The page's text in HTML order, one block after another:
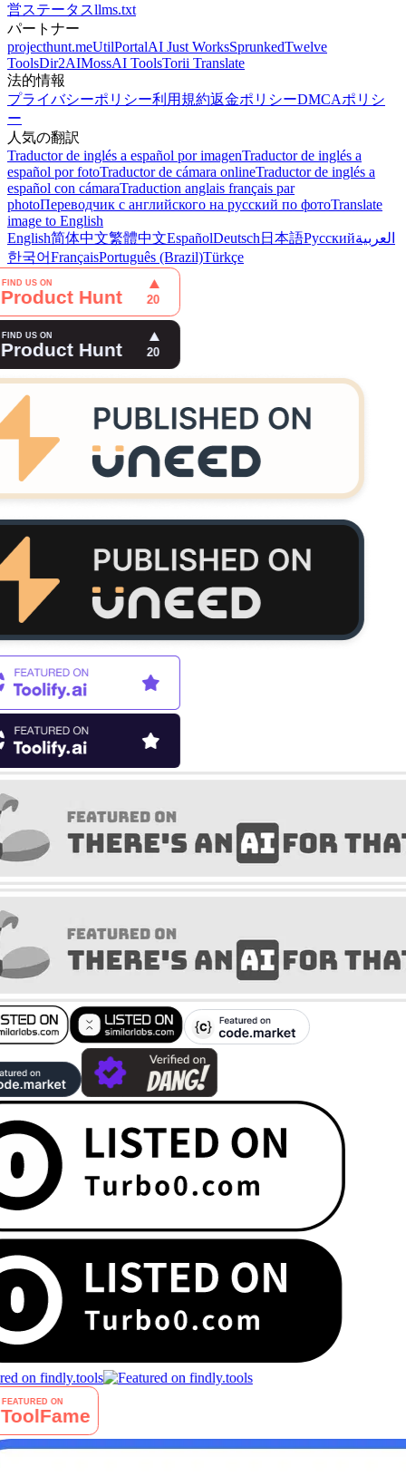
営ステータスllms.txt
パートナー
projecthunt.meUtilPortalAI Just WorksSprunkedTwelve
ToolsDir2AIMossAI ToolsTorii Translate
法的情報
プライバシーポリシー利用規約返金ポリシーDMCAポリシ
ー
人気の翻訳
Traductor de inglés a español por imagenTraductor de inglés a
español por fotoTraductor de cámara onlineTraductor de inglés a
español con cámaraTraduction anglais français par
photoПереводчик с английского на русский по фотоTranslate
image to English
English简体中文繁體中文EspañolDeutsch日本語Русскийالعربية
한국어FrançaisPortuguês (Brazil)Türkçe